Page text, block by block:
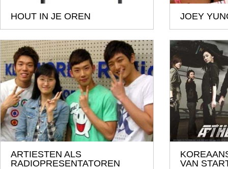
HOUT IN JE OREN JOEY
ARTIESTEN ALS
RADIOPRESENTATOREN
VAN